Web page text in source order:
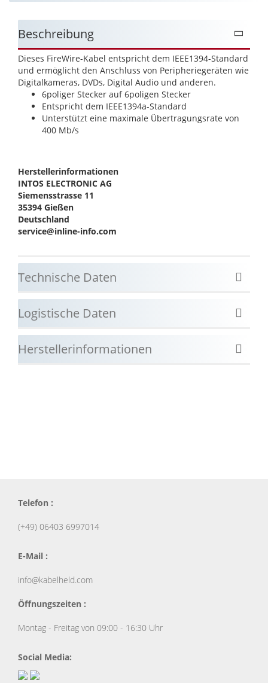
Beschreibung
Dieses FireWire-Kabel entspricht dem IEEE1394-Standard
und ermöglicht den Anschluss von Peripheriegeräten wie
Digitalkameras, DVDs, Digital Audio und anderen.
6poliger Stecker auf 6poligen Stecker
Entspricht dem IEEE1394a-Standard
Unterstützt eine maximale Übertragungsrate von
400 Mb/s
Herstellerinformationen
INTOS ELECTRONIC AG
Siemensstrasse 11
35394 Gießen
Deutschland
service@inline-info.com
Technische Daten
Logistische Daten
Herstellerinformationen
Telefon :
(+49) 06403 6997014
E-Mail :
info@kabelheld.com
Öffnungszeiten :
Montag - Freitag von 09:00 - 16:30 Uhr
Social Media: